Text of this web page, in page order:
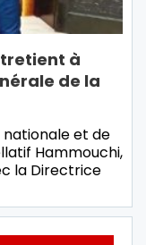
à
de la
nationale et de
Hammouchi,
la Directrice